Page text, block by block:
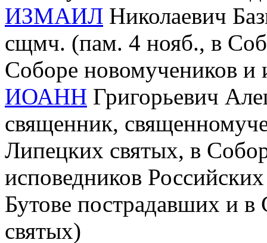
ИЗМАИЛ Николаевич
сщмч. (пам. 4 нояб., в
Соборе новомучеников и
ИОАНН Григорьевич
священник,
Липецких святых, в
исповедников
Бутове пострадавших и
святых)